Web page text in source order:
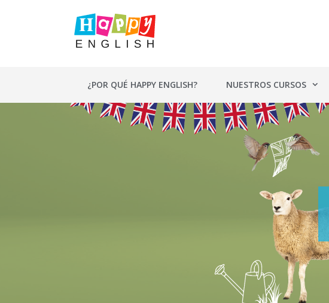
¿POR QUÉ HAPPY ENGLISH? NUESTROS CURSOS